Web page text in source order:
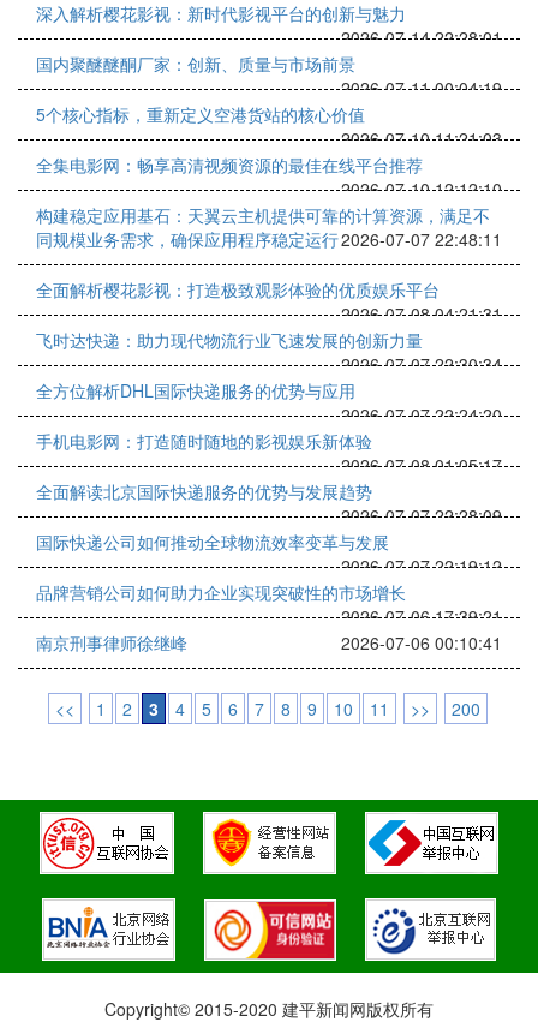
深入解析樱花影视：新时代影视平台的创新与魅力
2026-07-14 22:28:01
国内聚醚醚酮厂家：创新、质量与市场前景
2026-07-11 00:04:19
5个核心指标，重新定义空港货站的核心价值
2026-07-10 11:21:03
全集电影网：畅享高清视频资源的最佳在线平台推荐
2026-07-10 12:12:10
构建稳定应用基石：天翼云主机提供可靠的计算资源，满足不
同规模业务需求，确保应用程序稳定运行2026-07-07 22:48:11
全面解析樱花影视：打造极致观影体验的优质娱乐平台
2026-07-08 04:21:31
飞时达快递：助力现代物流行业飞速发展的创新力量
2026-07-07 22:30:34
全方位解析DHL国际快递服务的优势与应用
2026-07-07 22:24:20
手机电影网：打造随时随地的影视娱乐新体验
2026-07-08 01:05:17
全面解读北京国际快递服务的优势与发展趋势
2026-07-07 22:28:09
国际快递公司如何推动全球物流效率变革与发展
2026-07-07 22:19:12
品牌营销公司如何助力企业实现突破性的市场增长
2026-07-06 17:39:21
南京刑事律师徐继峰
2026-07-06 00:10:41
<< 1 2 3 4 5 6 7 8 9 10 11 >> 200
Copyright© 2015-2020 建平新闻网版权所有